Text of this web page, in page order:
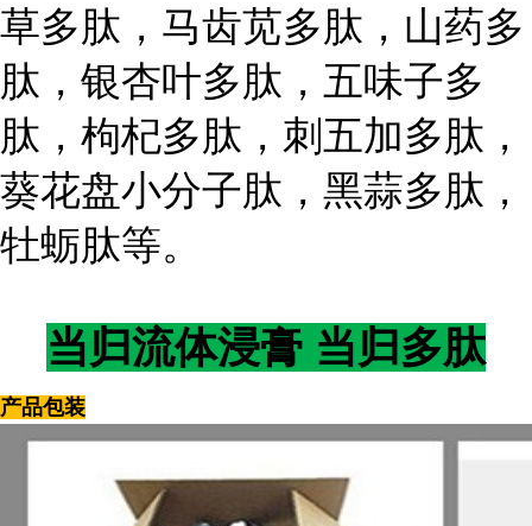
草多肽，马齿苋多肽，山药多
肽，银杏叶多肽，五味子多
肽，枸杞多肽，刺五加多肽，
葵花盘小分子肽，黑蒜多肽，
牡蛎肽等。
当归流体浸膏 当归多肽
产品包装